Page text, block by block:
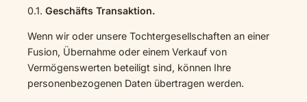
0.1. Geschäfts Transaktion.
Wenn wir oder unsere Tochtergesellschaften an einer
Fusion, Übernahme oder einem Verkauf von
Vermögenswerten beteiligt sind, können Ihre
personenbezogenen Daten übertragen werden.